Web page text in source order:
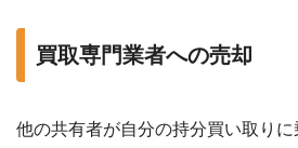
買取専門業者への売却
他の共有者が自分の持分買い取りに